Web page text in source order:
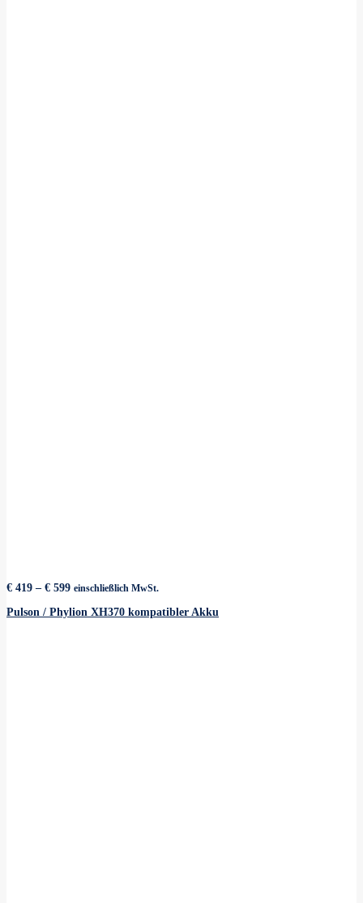
€ 419 – € 599Preisspanne:
bis
einschließlich MwSt.
Pulson / Phylion XH370 kompatibler Akku